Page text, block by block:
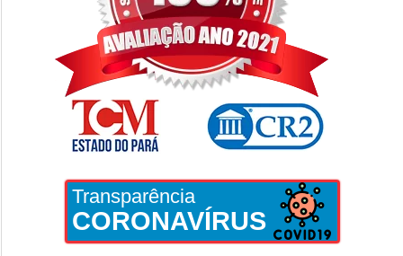
Transparência
CORONAVÍRUS